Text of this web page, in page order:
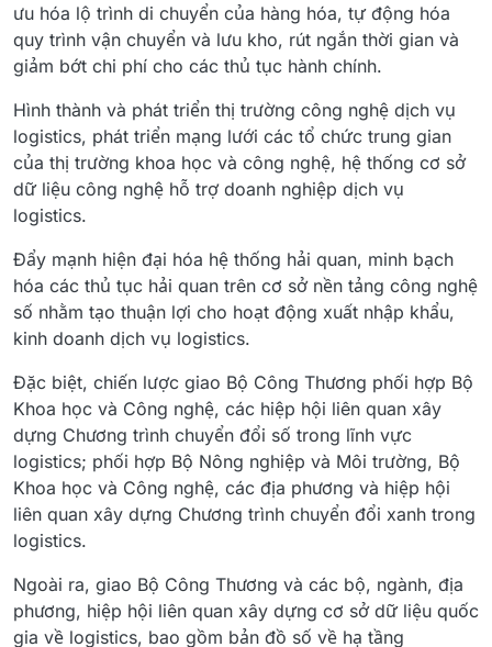
ưu hóa lộ trình di chuyển của hàng hóa, tự động hóa
quy trình vận chuyển và lưu kho, rút ngắn thời gian và
giảm bớt chi phí cho các thủ tục hành chính.
Hình thành và phát triển thị trường công nghệ dịch vụ
logistics, phát triển mạng lưới các tổ chức trung gian
của thị trường khoa học và công nghệ, hệ thống cơ sở
dữ liệu công nghệ hỗ trợ doanh nghiệp dịch vụ
logistics.
Đẩy mạnh hiện đại hóa hệ thống hải quan, minh bạch
hóa các thủ tục hải quan trên cơ sở nền tảng công nghệ
số nhằm tạo thuận lợi cho hoạt động xuất nhập khẩu,
kinh doanh dịch vụ logistics.
Đặc biệt, chiến lược giao Bộ Công Thương phối hợp Bộ
Khoa học và Công nghệ, các hiệp hội liên quan xây
dựng Chương trình chuyển đổi số trong lĩnh vực
logistics; phối hợp Bộ Nông nghiệp và Môi trường, Bộ
Khoa học và Công nghệ, các địa phương và hiệp hội
liên quan xây dựng Chương trình chuyển đổi xanh trong
logistics.
Ngoài ra, giao Bộ Công Thương và các bộ, ngành, địa
phương, hiệp hội liên quan xây dựng cơ sở dữ liệu quốc
gia về logistics, bao gồm bản đồ số về hạ tầng